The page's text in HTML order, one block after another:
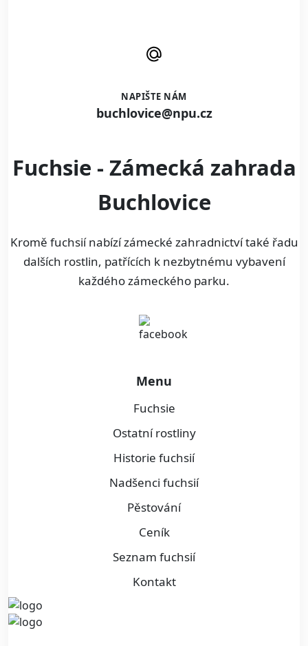
NAPIŠTE NÁM
buchlovice@npu.cz
Fuchsie - Zámecká zahrada
Buchlovice
Kromě fuchsií nabízí zámecké zahradnictví také řadu
dalších rostlin, patřících k nezbytnému vybavení
každého zámeckého parku.
Menu
Fuchsie
Ostatní rostliny
Historie fuchsií
Nadšenci fuchsií
Pěstování
Ceník
Seznam fuchsií
Kontakt